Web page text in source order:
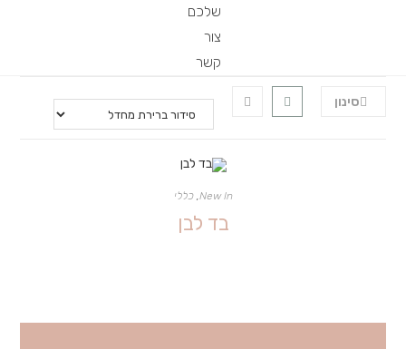
שלכם
צור
קשר
סינון
New In
,כללי
בד לבן